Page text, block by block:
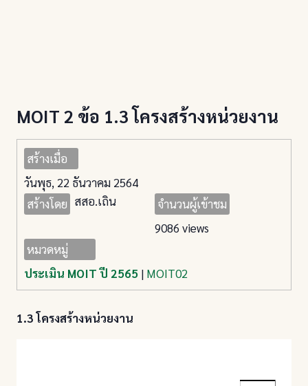
MOIT 2 ข้อ 1.3 โครงสร้างหน่วยงาน
สร้างเมื่อ
วันพุธ, 22 ธันวาคม 2564
สร้างโดย สสอ.เถิน
จำนวนผู้เข้าชม
9086 views
หมวดหมู่
ประเมิน MOIT ปี 2565 | MOIT02
1.3 โครงสร้างหน่วยงาน